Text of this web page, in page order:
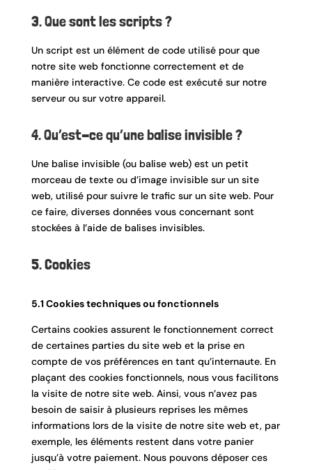
3. Que sont les scripts ?
Un script est un élément de code utilisé pour que
notre site web fonctionne correctement et de
manière interactive. Ce code est exécuté sur notre
serveur ou sur votre appareil.
4. Qu’est-ce qu’une balise invisible ?
Une balise invisible (ou balise web) est un petit
morceau de texte ou d’image invisible sur un site
web, utilisé pour suivre le trafic sur un site web. Pour
ce faire, diverses données vous concernant sont
stockées à l’aide de balises invisibles.
5. Cookies
5.1 Cookies techniques ou fonctionnels
Certains cookies assurent le fonctionnement correct
de certaines parties du site web et la prise en
compte de vos préférences en tant qu’internaute. En
plaçant des cookies fonctionnels, nous vous facilitons
la visite de notre site web. Ainsi, vous n’avez pas
besoin de saisir à plusieurs reprises les mêmes
informations lors de la visite de notre site web et, par
exemple, les éléments restent dans votre panier
jusqu’à votre paiement. Nous pouvons déposer ces